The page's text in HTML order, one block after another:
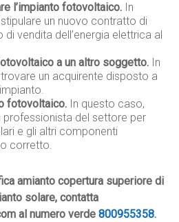
l’impianto fotovoltaico. In
un nuovo contratto di
vendita dell’energia elettrica al
a un altro soggetto. In
un acquirente disposto a
fotovoltaico. In questo caso,
professionista del settore per
e gli altri componenti
corretto.
amianto copertura superiore di
solare, contatta
al numero verde800955358.